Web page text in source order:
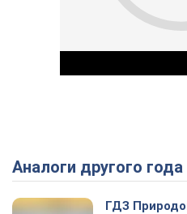
Аналоги другого
ГДЗ